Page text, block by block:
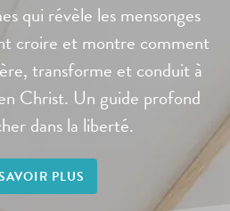
qui révèle les mensonges
croire et montre comment
transforme et conduit à
Christ. Un guide profond
dans la liberté.
PLUS